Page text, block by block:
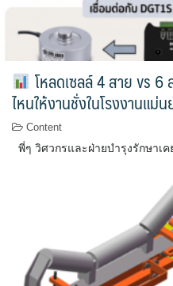
โหลดเซลล์ 4 สาย vs 6
ไหนให้งานชั่งในโรงงานแม่
Content
พี่ๆ วิศวกรและฝ่ายบำรุงรักษา